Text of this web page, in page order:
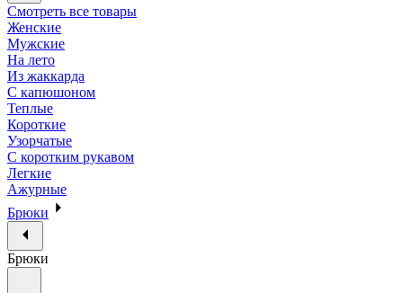
Смотреть все товары
Женские
Мужские
На лето
Из жаккарда
С капюшоном
Теплые
Короткие
Узорчатые
С коротким рукавом
Легкие
Ажурные
Брюки
Брюки